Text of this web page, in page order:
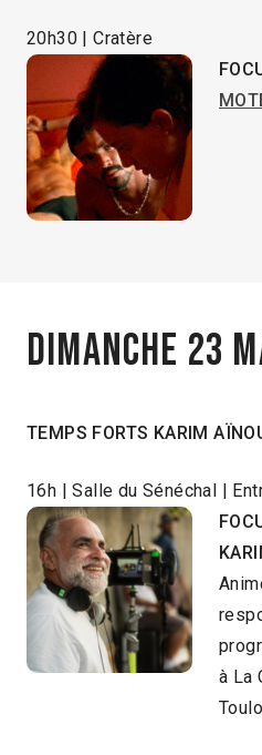
20h30 | Cratère
Dimanche 23
TEMPS FORTS KARIM
16h | Salle du Sénéchal |
à La